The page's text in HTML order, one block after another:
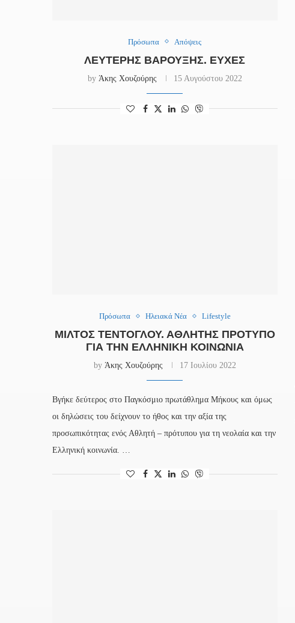
Πρόσωπα Απόψεις
ΛΕΥΤΈΡΗΣ ΒΑΡΟΥΞΗΣ. ΕΥΧΈΣ
by Άκης Χουζούρης 15 Αυγούστου 2022
Πρόσωπα Ηλειακά Νέα Lifestyle
ΜΙΛΤΟΣ ΤΕΝΤΟΓΛΟΥ. ΑΘΛΗΤΗΣ ΠΡΟΤΥΠΟ
ΓΙΑ ΤΗΝ ΕΛΛΗΝΙΚΗ ΚΟΙΝΩΝΙΑ
by Άκης Χουζούρης 17 Ιουλίου 2022
Βγήκε δεύτερος στο Παγκόσμιο πρωτάθλημα Μήκους και όμως
οι δηλώσεις του δείχνουν το ήθος και την αξία της
προσωπικότητας ενός Αθλητή – πρότυπου για τη νεολαία και την
Ελληνική κοινωνία. …